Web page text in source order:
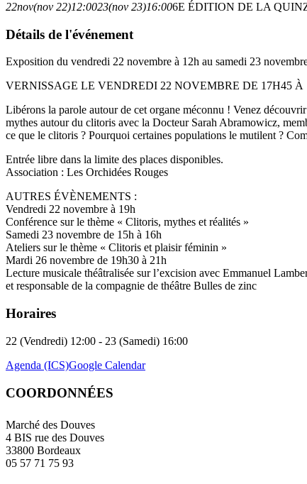
22nov(nov 22)12:0023(nov 23)16:006E ÉDITION DE LA
Détails de l'événement
Exposition du vendredi 22 novembre à 12h au samedi 23
VERNISSAGE LE VENDREDI 22 NOVEMBRE DE 17H45 À
Libérons la parole autour de cet organe méconnu ! Venez
mythes autour du clitoris avec la Docteur Sarah Abramowicz,
ce que le clitoris ? Pourquoi certaines populations le mutilent ?
Entrée libre dans la limite des places disponibles.
Association : Les Orchidées Rouges
AUTRES ÉVÈNEMENTS :
Vendredi 22 novembre à 19h
Conférence sur le thème « Clitoris, mythes et réalités »
Samedi 23 novembre de 15h à 16h
Ateliers sur le thème « Clitoris et plaisir féminin »
Mardi 26 novembre de 19h30 à 21h
Lecture musicale théâtralisée sur l’excision avec Emmanuel
et responsable de la compagnie de théâtre Bulles de zinc
Horaires
22 (Vendredi) 12:00 - 23 (Samedi) 16:00
Agenda (ICS)Google Calendar
COORDONNÉES
Marché des Douves
4 BIS rue des Douves
33800 Bordeaux
05 57 71 75 93